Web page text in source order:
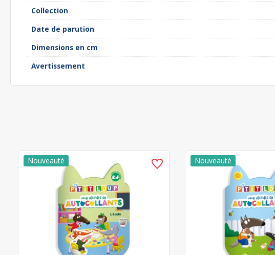
Collection
Date de parution
Dimensions en cm
Avertissement